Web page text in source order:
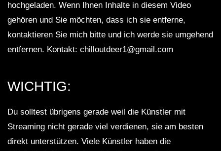
hochgeladen. Wenn Ihnen Inhalte in diesem Video
gehören und Sie möchten, dass ich sie entferne,
kontaktieren Sie mich bitte und ich werde sie umgehend
entfernen. Kontakt: chilloutdeer1@gmail.com
WICHTIG:
Du solltest übrigens gerade weil die Künstler mit
Streaming nicht gerade viel verdienen, sie am besten
direkt unterstützen. Viele Künstler haben die